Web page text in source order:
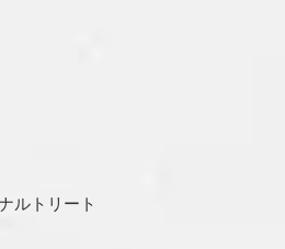
ルトリート